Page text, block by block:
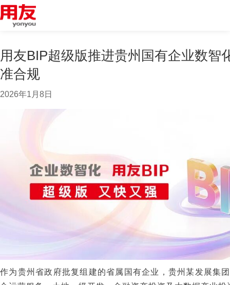
用友BIP超级版推进贵州国有企业数智
准合规
2026年1月8日
作为贵州省政府批复组建的省属国有企业，贵州某发展集